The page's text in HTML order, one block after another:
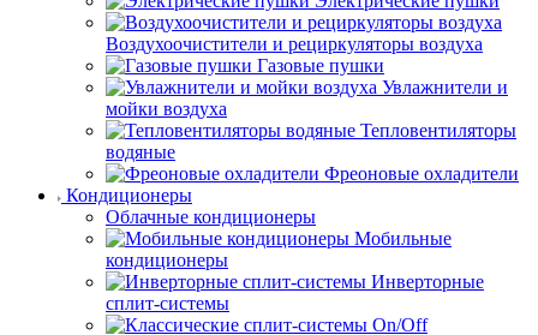
Воздухоочистители и рециркуляторы воздуха
Газовые пушки
Увлажнители и
мойки воздуха
Тепловентиляторы
водяные
Фреоновые охладители
Кондиционеры
Облачные кондиционеры
Мобильные
кондиционеры
Инверторные
сплит-системы